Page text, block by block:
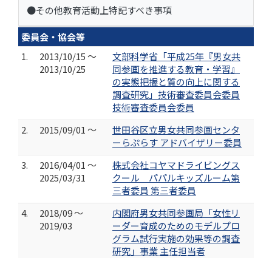
●その他教育活動上特記すべき事項
委員会・協会等
1.
2013/10/15 ～
2013/10/25
文部科学省「平成25年『男女共
同参画を推進する教育・学習』
の実態把握と質の向上に関する
調査研究」技術審査委員会委員
技術審査委員会委員
2.
2015/09/01 ～
世田谷区立男女共同参画センタ
ーらぷらす アドバイザリー委員
3.
2016/04/01 ～
2025/03/31
株式会社コヤマドライビングス
クール パパルキッズルーム第
三者委員 第三者委員
4.
2018/09 ～
2019/03
内閣府男女共同参画局「女性リ
ーダー育成のためのモデルプロ
グラム試行実施の効果等の調査
研究」事業 主任担当者